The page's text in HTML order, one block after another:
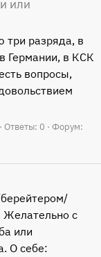
или
три разряда, в
Германии, в КСК
вопросы,
Ответы: 0
Форум:
Желательно с
или
О себе: